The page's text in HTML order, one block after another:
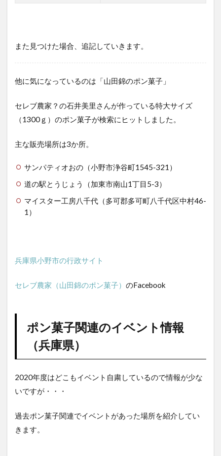
また見つけた場合、追記していきます。
他に気になっているのは「山田錦のポン菓子」
セレブ農家？の石井美里さんが作っている特大サイズ
（1300ｇ）のポン菓子が検索にヒットしました。
主な販売場所は3か所。
サンパティオおの（小野市浄谷町1545-321）
道の駅とうじょう（加東市南山1丁目5-3）
マイスター工房八千代（多可郡多可町八千代区中村46-
1）
兵庫県小野市の行政サイト
セレブ農家（山田錦のポン菓子） のFacebook
ポン菓子関連のイベント情報
（兵庫県）
2020年度はどこもイベント自粛しているので情報が少な
いですが・・・
過去ポン菓子関連でイベントがあった場所を紹介してい
きます。